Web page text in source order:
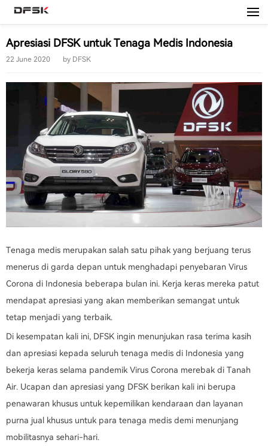
0800 1666 999
Apresiasi DFSK untuk Tenaga Medis Indonesia
22 June 2020 by DFSK
Tenaga medis merupakan salah satu pihak yang berjuang terus
menerus di garda depan untuk menghadapi penyebaran Virus
Corona di Indonesia beberapa bulan ini. Kerja keras mereka patut
mendapat apresiasi yang akan memberikan semangat untuk
tetap menjadi yang terbaik.
Di kesempatan kali ini, DFSK ingin menunjukan rasa terima kasih
dan apresiasi kepada seluruh tenaga medis di Indonesia yang
bekerja keras selama pandemik Virus Corona merebak di Tanah
Air. Ucapan dan apresiasi yang DFSK berikan kali ini berupa
penawaran khusus untuk kepemilikan kendaraan dan layanan
purna jual khusus untuk para tenaga medis demi menunjang
mobilitasnya sehari-hari.